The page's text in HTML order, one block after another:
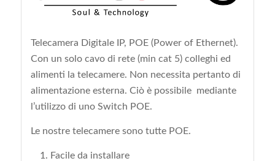
Telecamera Digitale IP, POE (Power of Ethernet).
Con un solo cavo di rete (min cat 5) colleghi ed
alimenti la telecamere. Non necessita pertanto di
alimentazione esterna. Ciò è possibile mediante
l’utilizzo di uno Switch POE.
Le nostre telecamere sono tutte POE.
Facile da installare